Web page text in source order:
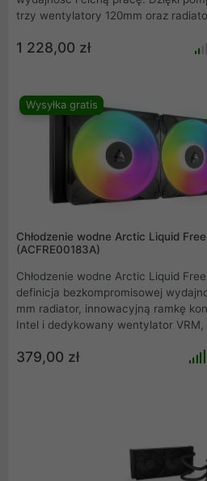
trzy wentylatory 120mm oraz
skuteczne chłodzenie procesora.
synchronizacją z popularnymi
nowoczesny wyświetlacz 3D
1 228,00 zł
Wysyłka gratis
Chłodzenie wodne Arctic Liquid
(ACFRE00183A)
Chłodzenie wodne Arctic Liquid
definicja bezkompromisowej
mm radiator, innowacyjną ramkę
Intel i dedykowany wentylator
temperatury. Potężne wentylatory
cichą pracę i efektowne
379,00 zł